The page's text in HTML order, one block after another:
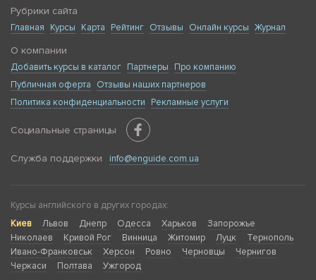
Рубрики сайта
Главная Курсы Карта Рейтинг Отзывы Онлайн курсы Журнал
О компании
Добавить курсы в каталог Партнеры
Про компанию
Публичная оферта
Отзывы наших партнеров
Политика конфиденциальности
Рекламные услуги
Социальные страницы
Служба поддержки info@enguide.com.ua
Курсы английского в других городах:
Киев
Львов Днепр Одесса Харьков
Запорожье
Николаев
Кривой Рог Винница Житомир Луцк
Тернополь
Ивано-Франковськ
Херсон Ровно Черновцы
Чернигов
Черкаси
Полтава Ужгород